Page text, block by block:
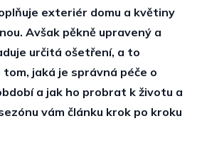
exteriér domu a květiny
Avšak pěkně upravený a
určitá ošetření, a to
tom, jaká je správná péče o
a jak ho probrat k životu a
vám článku krok po kroku